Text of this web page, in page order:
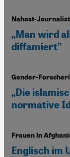
Nahost-
„Man wird
diffamiert”
Gender-
„Die
normative
Frauen in
Englisch im